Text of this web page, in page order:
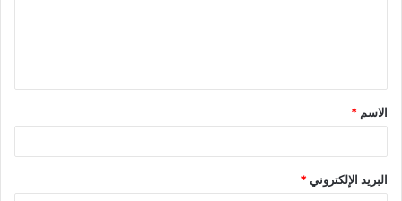
ق
*
الاسم *
البريد الإلكتروني*